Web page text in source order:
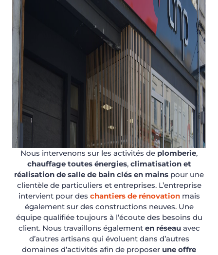
Nous intervenons sur les activités de plomberie,
chauffage toutes énergies, climatisation et
réalisation de salle de bain clés en mains pour une
clientèle de particuliers et entreprises. L’entreprise
intervient pour des chantiers de rénovationmais
également sur des constructions neuves. Une
équipe qualifiée toujours à l’écoute des besoins du
client. Nous travaillons également en réseauavec
d’autres artisans qui évoluent dans d’autres
domaines d’activités afin de proposer une offre